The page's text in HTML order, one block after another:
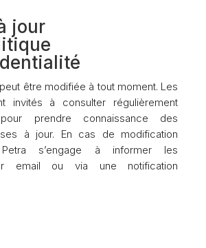
jour
être modifiée à tout moment. Les
invités à consulter régulièrement
prendre connaissance des
à jour. En cas de modification
Petra s’engage à informer les
email ou via une notification